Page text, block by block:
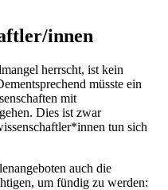
innen
herrscht, ist kein
müsste ein
mit
Dies ist zwar
tun sich
auch die
um fündig zu werden: